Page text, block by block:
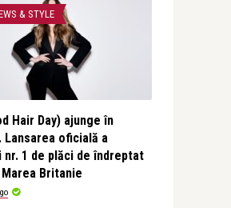
& STYLE
Hair Day) ajunge în
Lansarea oficială a
nr. 1 de plăci de îndreptat
Britanie